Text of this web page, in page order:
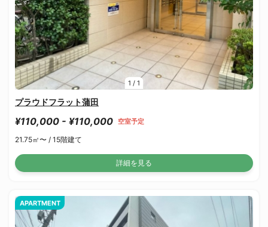
1 / 1
プラウドフラット蒲田
¥110,000 - ¥110,000 空室予定
21.75㎡〜 / 15階建て
詳細を見る
APARTMENT